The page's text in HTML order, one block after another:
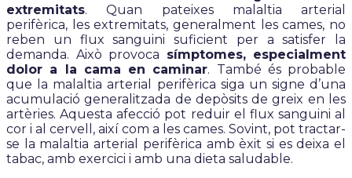
extremitats. Quan pateixes malaltia arterial
perifèrica, les extremitats, generalment les cames, no
reben un flux sanguini suficient per a satisfer la
demanda. Això provoca símptomes, especialment
dolor a la cama en caminar. També és probable
que la malaltia arterial perifèrica siga un signe d’una
acumulació generalitzada de depòsits de greix en les
artèries. Aquesta afecció pot reduir el flux sanguini al
cor i al cervell, així com a les cames. Sovint, pot tractar-
se la malaltia arterial perifèrica amb èxit si es deixa el
tabac, amb exercici i amb una dieta saludable.